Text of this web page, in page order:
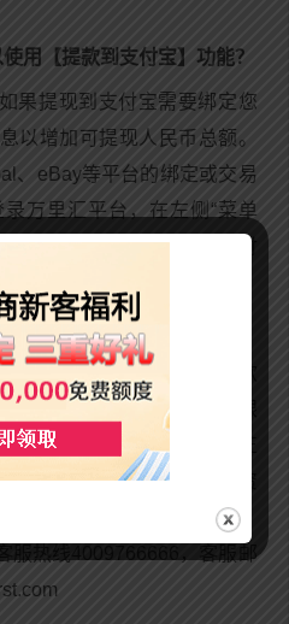
用【提款到支付宝】功能？
果提现到支付宝需要绑定您
以增加可提现人民币总额。
、eBay等平台的绑定或交易
万里汇平台，在左侧“菜单
多详情。且使用【提款到支付
怎么办?
金，请让收款人先联系收款
因如下：支付信息有误，银
交易确认书上的信息是否正
且收款银行确实没有收到资
发起未收款调查（追踪），
服热线4009766666，客服邮